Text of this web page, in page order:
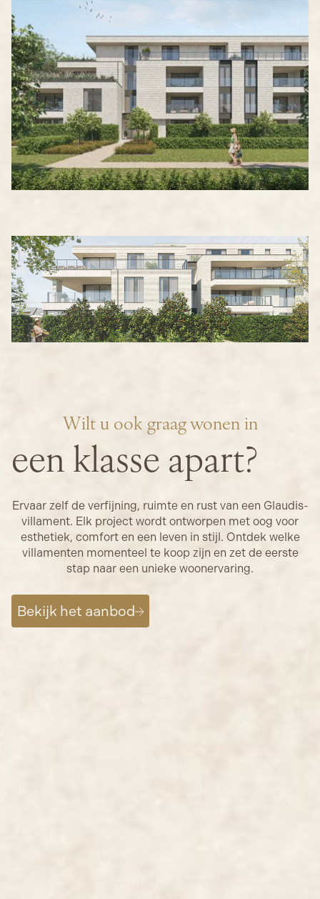
Wilt u ook graag wonen in
een klasse apart?
Ervaar zelf de verfijning, ruimte en rust van een Glaudis-
villament. Elk project wordt ontworpen met oog voor
esthetiek, comfort en een leven in stijl. Ontdek welke
villamenten momenteel te koop zijn en zet de eerste
stap naar een unieke woonervaring.
Bekijk het aanbod